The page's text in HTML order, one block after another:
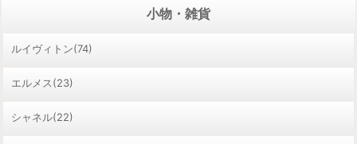
小物・雑貨
ルイヴィトン(74)
エルメス(23)
シャネル(22)